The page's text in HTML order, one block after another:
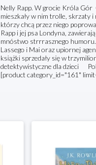
Nelly Rapp. W grocie Króla
mieszkały w nim trolle, skrzaty i
którzy chcą przez niego
Rapp i jej psa Londyna,
mnóstwo strrrasznego
Lassego i Mai oraz upiornej
książki sprzedały się w
detektywistyczne dla dzieci
[product category_id="161"